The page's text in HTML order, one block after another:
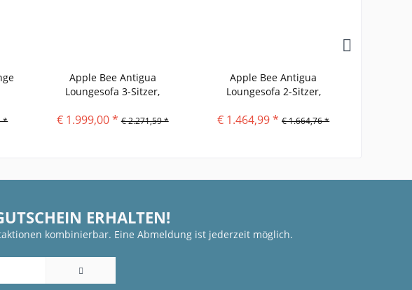
*
Apple Bee Antigua
Loungesofa 3-Sitzer,
€ 1.999,00 * € 2.271,59 *
Apple Bee Antigua
Loungesofa 2-Sitzer,
€ 1.464,99 * € 1.664,76 *
ERHALTEN!
kombinierbar. Eine Abmeldung ist jederzeit möglich.